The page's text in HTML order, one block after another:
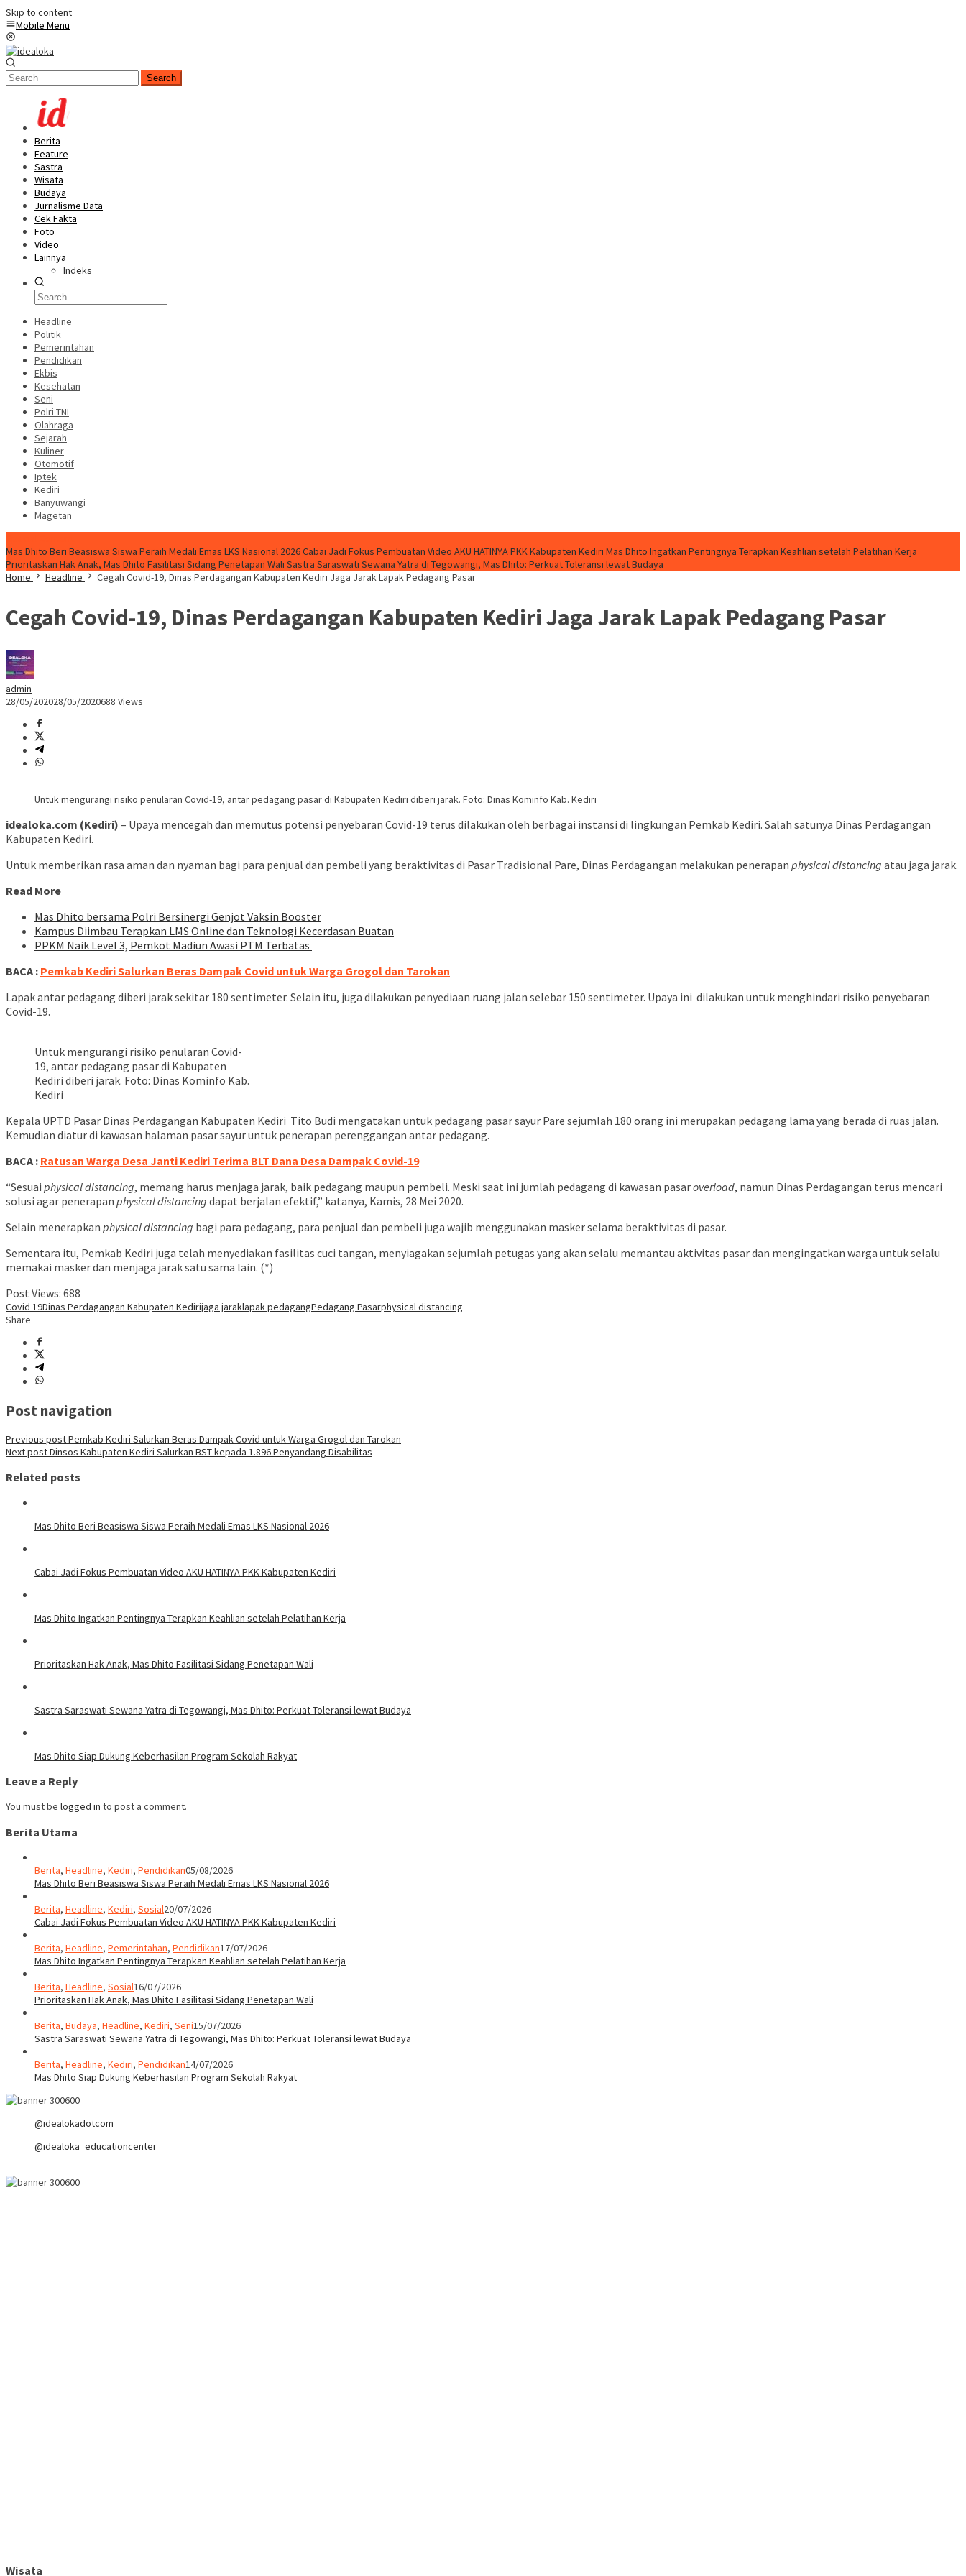
Skip to content
Mobile Menu
Search
Berita
Feature
Sastra
Wisata
Budaya
Jurnalisme Data
Cek Fakta
Foto
Video
Lainnya
Indeks
Headline
Politik
Pemerintahan
Pendidikan
Ekbis
Kesehatan
Seni
Polri-TNI
Olahraga
Sejarah
Kuliner
Otomotif
Iptek
Kediri
Banyuwangi
Magetan
Mas Dhito Beri Beasiswa Siswa Peraih Medali Emas LKS Nasional 2026Cabai Jadi Fokus Pembuatan Video AKU HATINYA PKK Kabupaten Kediri Mas Dhito Ingatkan Pentingnya Terapkan Keahlian setelah Pelatihan Kerja
Prioritaskan Hak Anak, Mas Dhito Fasilitasi Sidang Penetapan Wali Sastra Saraswati Sewana Yatra di Tegowangi, Mas Dhito: Perkuat Toleransi lewat Budaya
Home
Headline Cegah Covid-19, Dinas Perdagangan Kabupaten Kediri Jaga Jarak Lapak Pedagang Pasar
Cegah Covid-19, Dinas Perdagangan Kabupaten Kediri Jaga Jarak Lapak Pedagang Pasar
admin
28/05/202028/05/2020688 Views
Untuk mengurangi risiko penularan Covid-19, antar pedagang pasar di Kabupaten Kediri diberi jarak. Foto: Dinas Kominfo Kab. Kediri
idealoka.com (Kediri) – Upaya mencegah dan memutus potensi penyebaran Covid-19 terus dilakukan oleh berbagai instansi di lingkungan Pemkab Kediri. Salah satunya Dinas Perdagangan
Kabupaten Kediri.
Untuk memberikan rasa aman dan nyaman bagi para penjual dan pembeli yang beraktivitas di Pasar Tradisional Pare, Dinas Perdagangan melakukan penerapan physicaldistancing atau jaga jarak.
Read More
Mas Dhito bersama Polri Bersinergi Genjot Vaksin Booster
Kampus Diimbau Terapkan LMS Online dan Teknologi Kecerdasan Buatan
PPKM Naik Level 3, Pemkot Madiun Awasi PTM Terbatas
BACA : Pemkab Kediri Salurkan Beras Dampak Covid untuk Warga Grogol dan Tarokan
Lapak antar pedagang diberi jarak sekitar 180 sentimeter. Selain itu, juga dilakukan penyediaan ruang jalan selebar 150 sentimeter. Upaya ini dilakukan untuk menghindari risiko penyebaran
Covid-19.
Untuk mengurangi risiko penularan Covid-
19, antar pedagang pasar di Kabupaten
Kediri diberi jarak. Foto: Dinas Kominfo Kab.
Kediri
Kepala UPTD Pasar Dinas Perdagangan Kabupaten Kediri Tito Budi mengatakan untuk pedagang pasar sayur Pare sejumlah 180 orang ini merupakan pedagang lama yang berada di ruas jalan.
Kemudian diatur di kawasan halaman pasar sayur untuk penerapan perenggangan antar pedagang.
BACA : Ratusan Warga Desa Janti Kediri Terima BLT Dana Desa Dampak Covid-19
“Sesuai physicaldistancing, memang harus menjaga jarak, baik pedagang maupun pembeli. Meski saat ini jumlah pedagang di kawasan pasaroverload, namun Dinas Perdagangan terus mencari
solusi agar penerapan physicaldistancing dapat berjalan efektif,” katanya, Kamis, 28 Mei 2020.
Selain menerapkan physicaldistancing bagi para pedagang, para penjual dan pembeli juga wajib menggunakan masker selama beraktivitas di pasar.
Sementara itu, Pemkab Kediri juga telah menyediakan fasilitas cuci tangan, menyiagakan sejumlah petugas yang akan selalu memantau aktivitas pasar dan mengingatkan warga untuk selalu
memakai masker dan menjaga jarak satu sama lain. (*)
Post Views: 688
Covid 19Dinas Perdagangan Kabupaten Kedirijaga jaraklapak pedagangPedagang Pasarphysical distancing
Share
Post navigation
Previous postPemkab Kediri Salurkan Beras Dampak Covid untuk Warga Grogol dan Tarokan
Next postDinsos Kabupaten Kediri Salurkan BST kepada 1.896 Penyandang Disabilitas
Related posts
Mas Dhito Beri Beasiswa Siswa Peraih Medali Emas LKS Nasional 2026
Cabai Jadi Fokus Pembuatan Video AKU HATINYA PKK Kabupaten Kediri
Mas Dhito Ingatkan Pentingnya Terapkan Keahlian setelah Pelatihan Kerja
Prioritaskan Hak Anak, Mas Dhito Fasilitasi Sidang Penetapan Wali
Sastra Saraswati Sewana Yatra di Tegowangi, Mas Dhito: Perkuat Toleransi lewat Budaya
Mas Dhito Siap Dukung Keberhasilan Program Sekolah Rakyat
Leave a Reply
You must be logged in to post a comment.
Berita Utama
Berita, Headline, Kediri, Pendidikan05/08/2026
Mas Dhito Beri Beasiswa Siswa Peraih Medali Emas LKS Nasional 2026
Berita, Headline, Kediri, Sosial20/07/2026
Cabai Jadi Fokus Pembuatan Video AKU HATINYA PKK Kabupaten Kediri
Berita, Headline, Pemerintahan, Pendidikan17/07/2026
Mas Dhito Ingatkan Pentingnya Terapkan Keahlian setelah Pelatihan Kerja
Berita, Headline, Sosial16/07/2026
Prioritaskan Hak Anak, Mas Dhito Fasilitasi Sidang Penetapan Wali
Berita, Budaya, Headline, Kediri, Seni15/07/2026
Sastra Saraswati Sewana Yatra di Tegowangi, Mas Dhito: Perkuat Toleransi lewat Budaya
Berita, Headline, Kediri, Pendidikan14/07/2026
Mas Dhito Siap Dukung Keberhasilan Program Sekolah Rakyat
@idealokadotcom
@idealoka_educationcenter
Wisata